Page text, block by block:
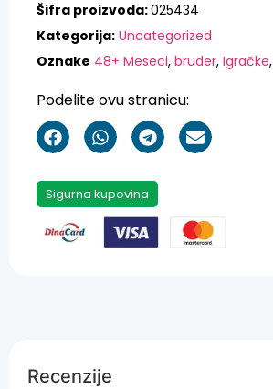
Šifra proizvoda:025434
Kategorija: Uncategorized
Oznake 48+ Meseci, bruder, Igračke,
Podelite ovu stranicu:
Sigurna kupovina
Recenzije